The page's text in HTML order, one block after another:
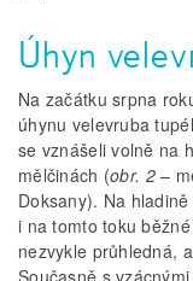
Úhyn
Na začátku srpna
úhynu velevruba
se vznášeli volně na
mělčinách (obr. 2–
Doksany). Na
i na tomto toku
nezvykle průhledná,